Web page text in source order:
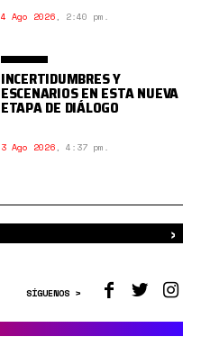
4 Ago 2026, 2:40 pm.
INCERTIDUMBRES Y
ESCENARIOS EN ESTA NUEVA
ETAPA DE DIÁLOGO
3 Ago 2026, 4:37 pm.
›
SÍGUENOS >